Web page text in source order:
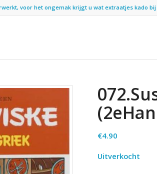
voor het ongemak krijgt u wat extraatjes kado
€4.90
Uitverkocht